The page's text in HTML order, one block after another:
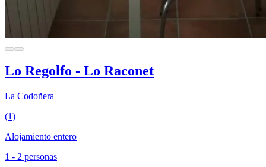
Lo Regolfo - Lo Raconet
La Codoñera
(1)
Alojamiento entero
1 - 2 personas